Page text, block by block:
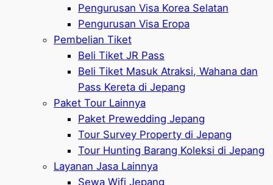
Pengurusan Visa Korea Selatan
Pengurusan Visa Eropa
Pembelian Tiket
Beli Tiket JR Pass
Beli Tiket Masuk Atraksi, Wahana dan
Pass Kereta di Jepang
Paket Tour Lainnya
Paket Prewedding Jepang
Tour Survey Property di Jepang
Tour Hunting Barang Koleksi di Jepang
Layanan Jasa Lainnya
Sewa Wifi Jepang